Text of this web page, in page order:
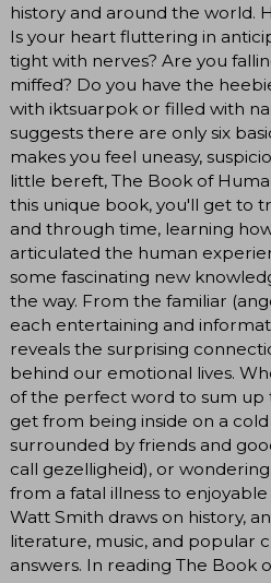
history and around the world.
Is your heart fluttering in
tight with nerves? Are you
miffed? Do you have the
with iktsuarpok or filled with
suggests there are only six
makes you feel uneasy,
little bereft, The Book of
this unique book, you'll get to
and through time, learning
articulated the human
some fascinating new
the way. From the familiar
each entertaining and
reveals the surprising
behind our emotional lives.
of the perfect word to sum up
get from being inside on a
surrounded by friends and
call gezelligheid), or
from a fatal illness to
Watt Smith draws on history,
literature, music, and popular
answers. In reading The Book